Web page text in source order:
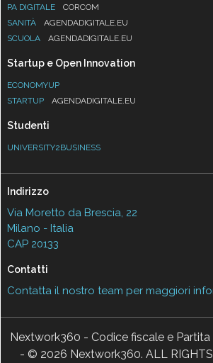
PA DIGITALE
CORCOM
SANITÀ
AGENDADIGITALE.EU
SCUOLA
AGENDADIGITALE.EU
Startup e Open Innovation
ECONOMYUP
STARTUP
AGENDADIGITALE.EU
Studenti
UNIVERSITY2BUSINESS
Indirizzo
Via Moretto da Brescia, 22
Milano - Italia
CAP 20133
Contatti
Contatta il nostro team per maggiori
Nextwork360 - Codice fiscale e
- © 2026 Nextwork360. ALL RIGHTS